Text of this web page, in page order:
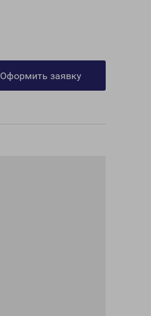
Оформить заявку